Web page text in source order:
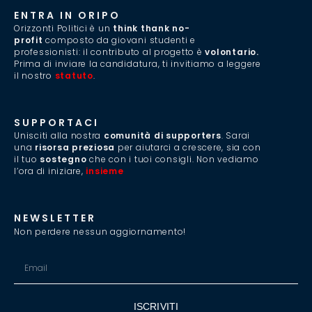
ENTRA IN ORIPO
Orizzonti Politici è un think thank no-
profit composto da giovani studenti e
professionisti: il contributo al progetto èvolontario.
Prima di inviare la candidatura, ti invitiamo a leggere
il nostro statuto.
SUPPORTACI
Unisciti alla nostra comunità di supporters. Sarai
una risorsa preziosa per aiutarci a crescere, sia con
il tuo sostegno che con i tuoi consigli. Non vediamo
l’ora di iniziare, insieme
NEWSLETTER
Non perdere nessun aggiornamento!
ISCRIVITI